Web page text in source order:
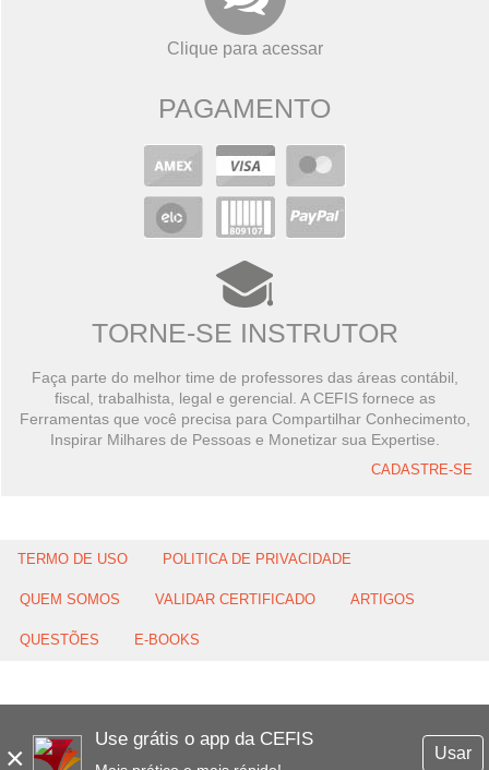
×
Use grátis o app da CEFIS
Usar
Clique para acessar
PAGAMENTO
TORNE-SE INSTRUTOR
Faça parte do melhor time de professores das áreas contábil,
fiscal, trabalhista, legal e gerencial. A CEFIS fornece as
Ferramentas que você precisa para Compartilhar Conhecimento,
Inspirar Milhares de Pessoas e Monetizar sua Expertise.
CADASTRE-SE
TERMO DE USO POLITICA DE PRIVACIDADE
QUEM SOMOS VALIDAR CERTIFICADO ARTIGOS
QUESTÕES E-BOOKS